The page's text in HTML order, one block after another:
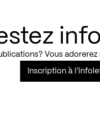
Vous
Inscription à